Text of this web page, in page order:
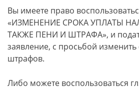
Вы имеете право
«ИЗМЕНЕНИЕ СРОКА УПЛАТЫ
ТАКЖЕ ПЕНИ И ШТРАФА», и
заявление, с просьбой изменить
штрафов.
Либо можете воспользоваться